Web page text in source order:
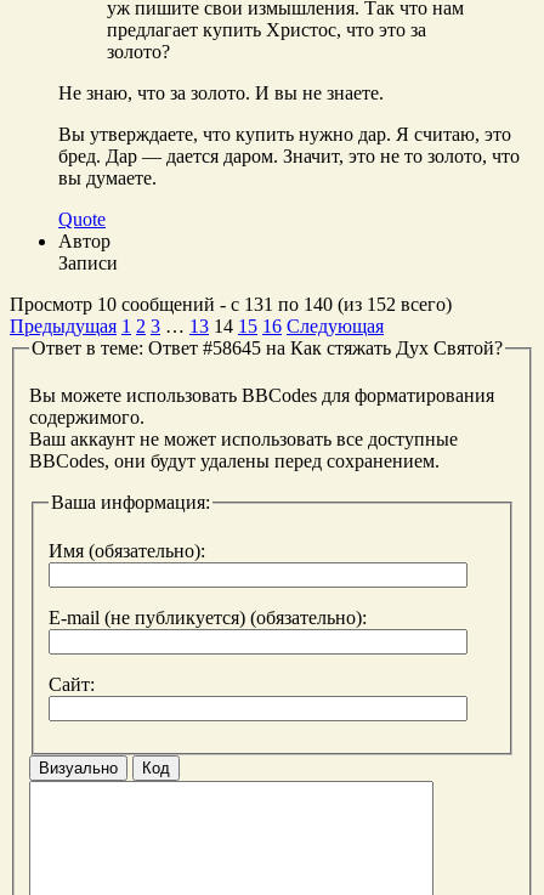
уж пишите свои измышления. Так что нам
предлагает купить Христос, что это за
золото?
Не знаю, что за золото. И вы не знаете.
Вы утверждаете, что купить нужно дар. Я считаю, это
бред. Дар — дается даром. Значит, это не то золото, что
вы думаете.
Quote
Автор
Записи
Просмотр 10 сообщений - с 131 по 140 (из 152 всего)
Предыдущая 1 2 3 … 13 14 15 16 Следующая
Ответ в теме: Ответ #58645 на Как стяжать Дух Святой?
Вы можете использовать BBCodes для форматирования
содержимого.
Ваш аккаунт не может использовать все доступные
BBCodes, они будут удалены перед сохранением.
Ваша информация:
Имя (обязательно):
E-mail (не публикуется) (обязательно):
Сайт:
Визуально Код